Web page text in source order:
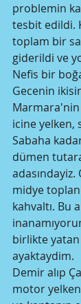
problemin
tesbit edildi.
toplam bir
giderildi ve
Nefis bir
Gecenin
Marmara'nin
icine yelken,
Sabaha
dümen
midye
kahvaltı. Bu
birlikte
ayaktaydim.
Demir alıp
motor